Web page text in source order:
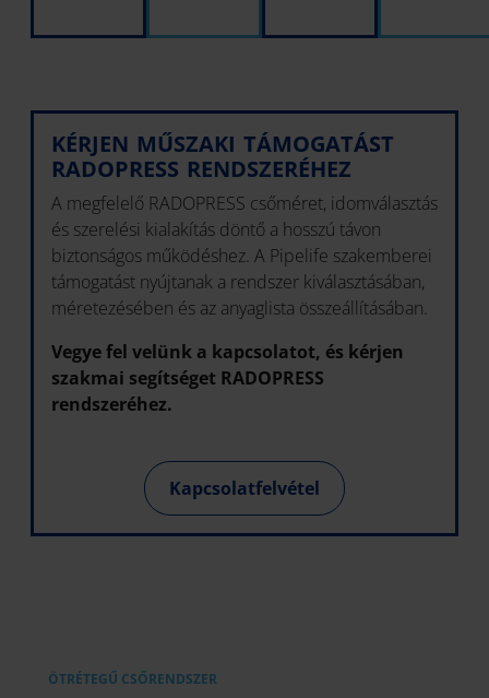
KÉRJEN MŰSZAKI TÁMOGATÁST
RADOPRESS RENDSZERÉHEZ
A megfelelő RADOPRESS csőméret, idomválasztás
és szerelési kialakítás döntő a hosszú távon
biztonságos működéshez. A Pipelife szakemberei
támogatást nyújtanak a rendszer kiválasztásában,
méretezésében és az anyaglista összeállításában.
Vegye fel velünk a kapcsolatot, és kérjen
szakmai segítséget RADOPRESS
rendszeréhez.
Kapcsolatfelvétel
ÖTRÉTEGŰ CSŐRENDSZER